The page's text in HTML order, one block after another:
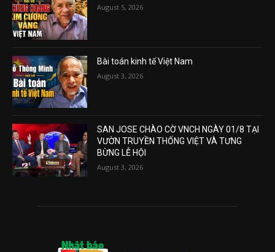
August 5, 2026
Bài toán kinh tế Việt Nam
August 3, 2026
SAN JOSE CHÀO CỜ VNCH NGÀY 01/8 TẠI
VƯỜN TRUYỀN THỐNG VIỆT VÀ TƯNG
BỪNG LỄ HỘI
August 3, 2026